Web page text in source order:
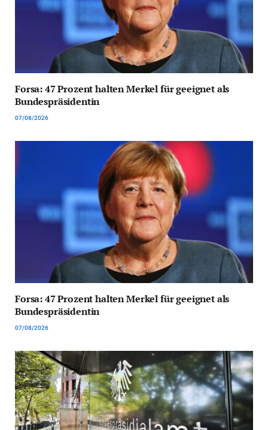
Forsa: 47 Prozent halten Merkel für geeignet als
Bundespräsidentin
07/08/2026
Forsa: 47 Prozent halten Merkel für geeignet als
Bundespräsidentin
07/08/2026